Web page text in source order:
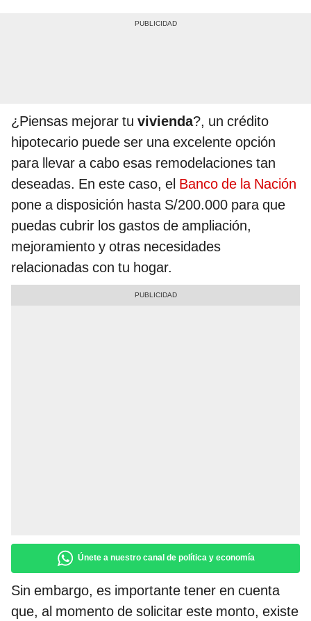
¿Piensas mejorar tu vivienda?, un crédito
hipotecario puede ser una excelente opción
para llevar a cabo esas remodelaciones tan
deseadas. En este caso, el Banco de la Nación
pone a disposición hasta S/200.000 para que
puedas cubrir los gastos de ampliación,
mejoramiento y otras necesidades
relacionadas con tu hogar.
Únete a nuestro canal de política y economía
Sin embargo, es importante tener en cuenta
que, al momento de solicitar este monto, existe